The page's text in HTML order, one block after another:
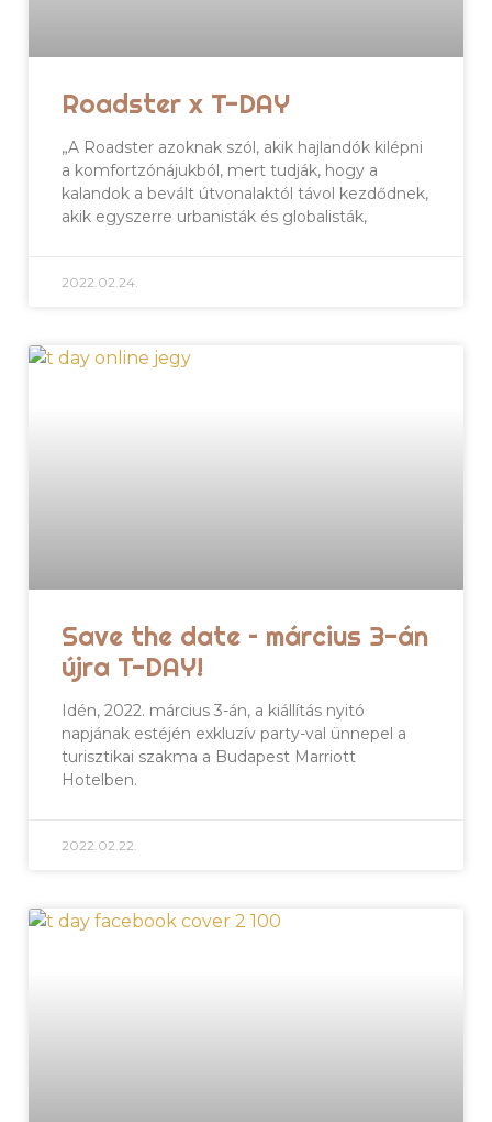
Roadster x T-DAY
„A Roadster azoknak szól, akik hajlandók kilépni
a komfortzónájukból, mert tudják, hogy a
kalandok a bevált útvonalaktól távol kezdődnek,
akik egyszerre urbanisták és globalisták,
2022.02.24.
Save the date – március 3-án
újra T-DAY!
Idén, 2022. március 3-án, a kiállítás nyitó
napjának estéjén exkluzív party-val ünnepel a
turisztikai szakma a Budapest Marriott
Hotelben.
2022.02.22.